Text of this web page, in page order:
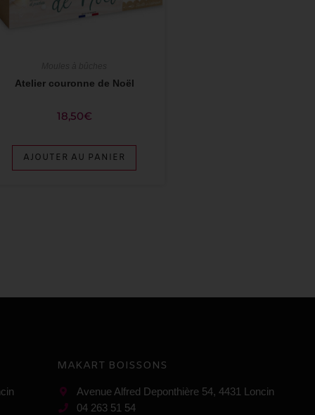
Atelier couronne de Noël
18,50€
AJOUTER AU PANIER
MAKART BOISSONS
Avenue Alfred Deponthière 54, 4431 Loncin
04 263 51 54